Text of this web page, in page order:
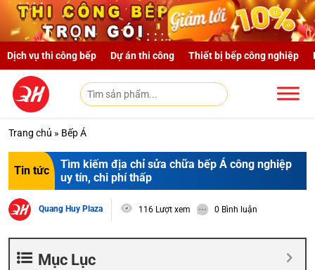
Skip to main content
Dịch vụ thi công bếp Dự án thi công Thiết bị bếp công nghiệp
Trang chủ » Bếp Á
Tin tức
Tìm kiếm địa chỉ sửa chữa bếp Á công nghiệp
uy tín, chi phí thấp
Quang Huy Plaza 116 Lượt xem 0 Bình luận
Mục Lục